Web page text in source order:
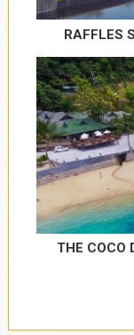
RAFFLES
THE COCO